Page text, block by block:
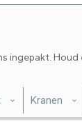
ingepakt.
Kranen